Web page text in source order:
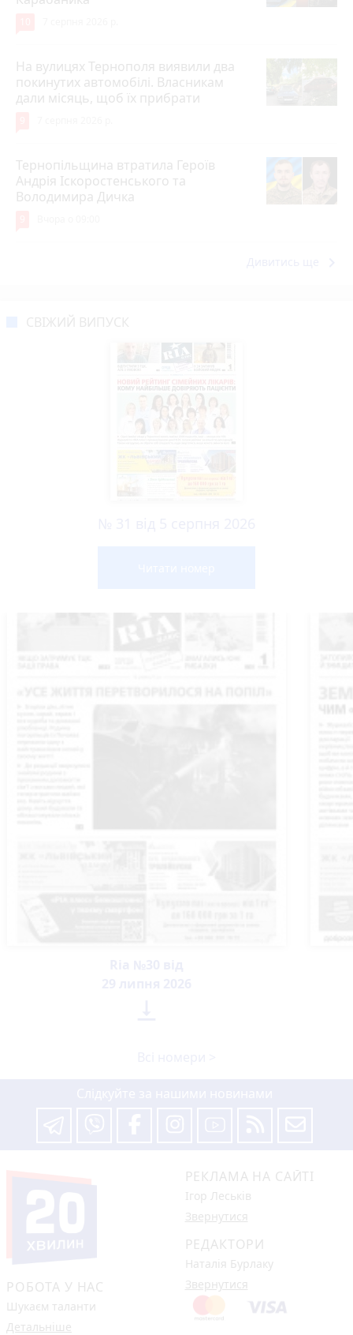
На вулицях Тернополя виявили два
покинутих автомобілі. Власникам
дали місяць, щоб їх прибрати
Тернопільщина втратила Героїв
Андрія Іскоростенського та
Володимира Дичка
РОБОТА У НАС
Шукаєм таланти
Детальніше
РЕКЛАМА НА САЙТІ
Ігор Леськів
Звернутися
РЕДАКТОРИ
Наталія Бурлаку
Звернутися